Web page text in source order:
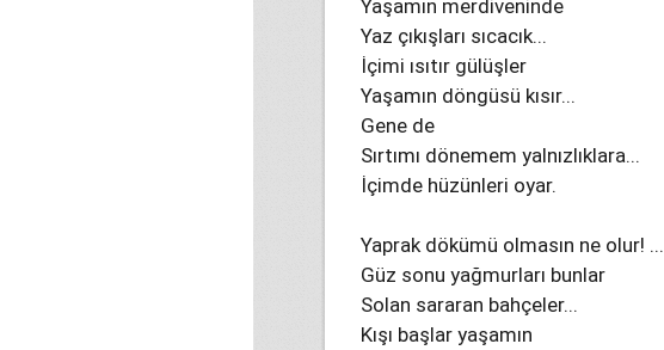
Yaşamın merdiveninde
Yaz çıkışları sıcacık...
İçimi ısıtır gülüşler
Yaşamın döngüsü kısır...
Gene de
Sırtımı dönemem yalnızlıklara...
İçimde hüzünleri oyar.
Yaprak dökümü olmasın ne olur! ...
Güz sonu yağmurları bunlar
Solan sararan bahçeler...
Kışı başlar yaşamın